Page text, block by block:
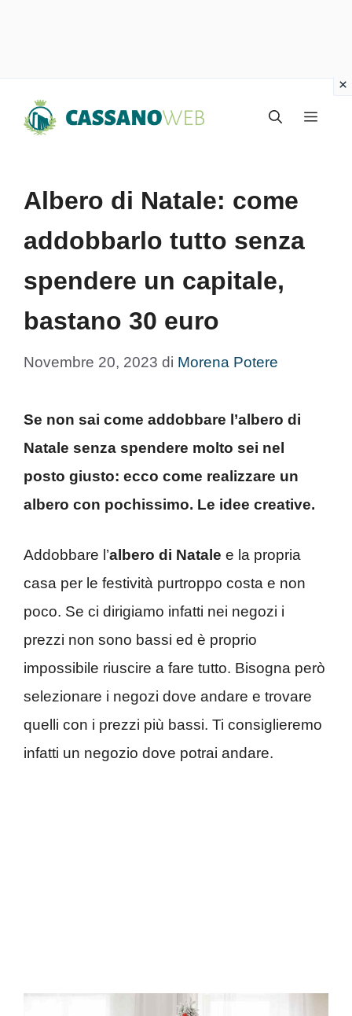
Menu
Albero di Natale: come
addobbarlo tutto senza
spendere un capitale,
bastano 30 euro
Novembre 20, 2023 di Morena Potere
Se non sai come addobbare l’albero di
Natale senza spendere molto sei nel
posto giusto: ecco come realizzare un
albero con pochissimo. Le idee creative.
Addobbare l’albero di Natale e la propria
casa per le festività purtroppo costa e non
poco. Se ci dirigiamo infatti nei negozi i
prezzi non sono bassi ed è proprio
impossibile riuscire a fare tutto. Bisogna però
selezionare i negozi dove andare e trovare
quelli con i prezzi più bassi. Ti consiglieremo
infatti un negozio dove potrai andare.